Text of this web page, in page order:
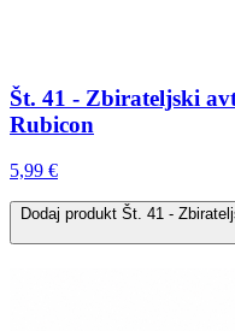
Št. 41 - Zbirateljski
Rubicon
5,99 €
Dodaj produkt Št. 41 -